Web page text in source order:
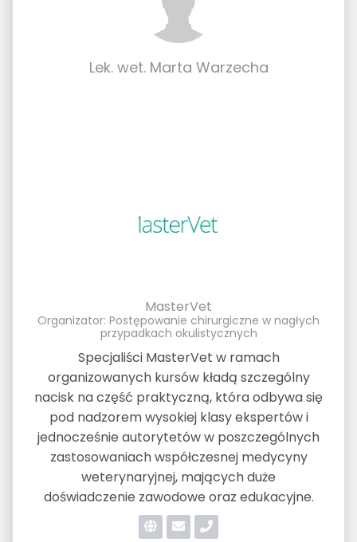
Lek. wet. Marta Warzecha
MasterVet
Organizator: Postępowanie chirurgiczne w nagłych
przypadkach okulistycznych
Specjaliści MasterVet w ramach
organizowanych kursów kładą szczególny
nacisk na część praktyczną, która odbywa się
pod nadzorem wysokiej klasy ekspertów i
jednocześnie autorytetów w poszczególnych
zastosowaniach współczesnej medycyny
weterynaryjnej, mających duże
doświadczenie zawodowe oraz edukacyjne.